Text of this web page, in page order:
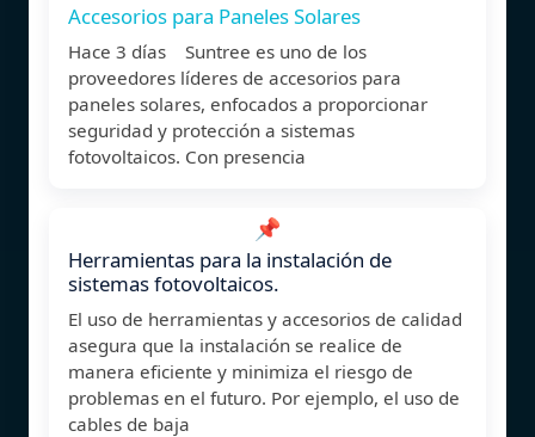
Accesorios para Paneles Solares
Hace 3 días Suntree es uno de los
proveedores líderes de accesorios para
paneles solares, enfocados a proporcionar
seguridad y protección a sistemas
fotovoltaicos. Con presencia
📌
Herramientas para la instalación de
sistemas fotovoltaicos.
El uso de herramientas y accesorios de calidad
asegura que la instalación se realice de
manera eficiente y minimiza el riesgo de
problemas en el futuro. Por ejemplo, el uso de
cables de baja